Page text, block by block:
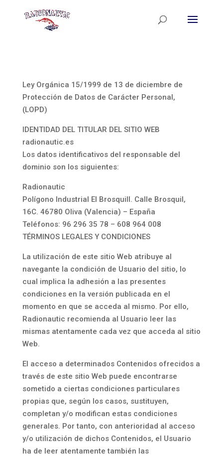
Ley Orgánica 15/1999 de 13 de diciembre de
Protección de Datos de Carácter Personal,
(LOPD)
IDENTIDAD DEL TITULAR DEL SITIO WEB
radionautic.es
Los datos identificativos del responsable del
dominio son los siguientes:
Radionautic
Polígono Industrial El Brosquill. Calle Brosquil,
16C. 46780 Oliva (Valencia) – España
Teléfonos: 96 296 35 78 – 608 964 008
TÉRMINOS LEGALES Y CONDICIONES
La utilización de este sitio Web atribuye al
navegante la condición de Usuario del sitio, lo
cual implica la adhesión a las presentes
condiciones en la versión publicada en el
momento en que se acceda al mismo. Por ello,
Radionautic recomienda al Usuario leer las
mismas atentamente cada vez que acceda al sitio
Web.
El acceso a determinados Contenidos ofrecidos a
través de este sitio Web puede encontrarse
sometido a ciertas condiciones particulares
propias que, según los casos, sustituyen,
completan y/o modifican estas condiciones
generales. Por tanto, con anterioridad al acceso
y/o utilización de dichos Contenidos, el Usuario
ha de leer atentamente también las